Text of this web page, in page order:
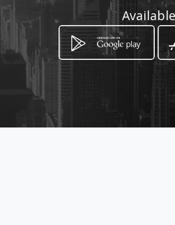
Calle 42 Plaza
la calle, antigua
Ciudad de Panamá,